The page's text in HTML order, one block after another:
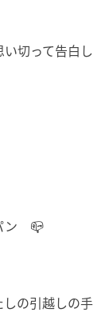
切って告白し
ン 📪
の引越しの手